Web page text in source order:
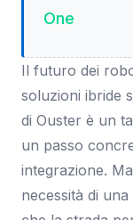
One
Il futuro dei
soluzioni ibride
di Ouster è un
un passo
integrazione.
necessità di